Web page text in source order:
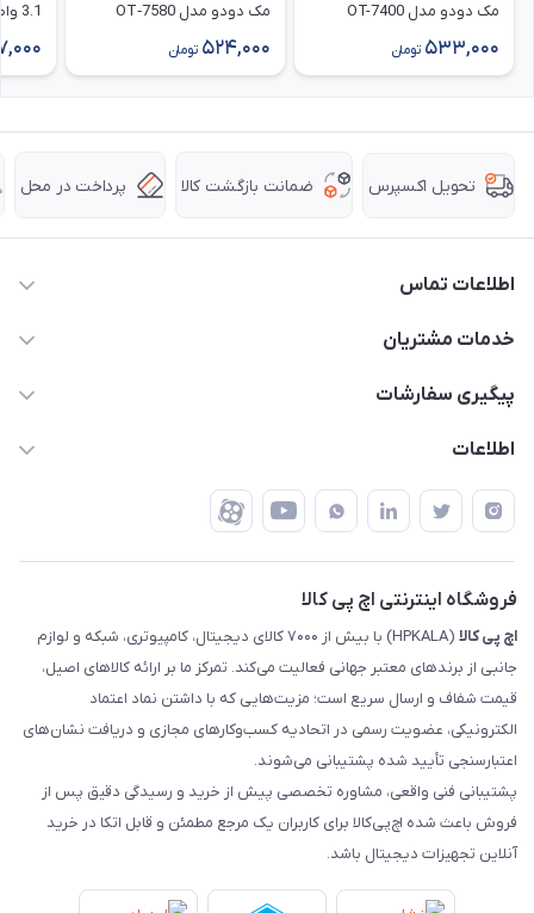
مک دودو مدل OT-7400
533,000 تومان
مک‌ دودو مدل OT‑7580
524,000 تومان
3.1 واصل مدل VSL-OT60
تحویل اکسپرس ضمانت بازگشت کالا پرداخت در محل
اطلاعات تماس
63 0000 43 - 021
تهران - طبقه سوم تجاری - پلاک 11014
خدمات مشتریان
قوانین و مقررات
ضمانت اصالت کالا
پیگیری سفارشات
رهگیری مرسولات پست
رهگیری مرسولات چاپار
رهگیری مرسولات ماهکس
اطلاعات
درباره ما
تماس با ما
فروشگاه اینترنتی اچ پی کالا
اچ‌ پی‌ کالا
(HPKALA) با بیش از ۷۰۰۰ کالای دیجیتال، کامپیوتری، شبکه و لوازم
جانبی از برندهای معتبر جهانی فعالیت می‌کند. تمرکز ما بر ارائه کالاهای اصیل،
قیمت شفاف و ارسال سریع است؛ مزیت‌هایی که با داشتن نماد اعتماد
الکترونیکی، عضویت رسمی در اتحادیه کسب‌وکارهای مجازی و دریافت نشان‌های
اعتبارسنجی تأیید شده پشتیبانی می‌شوند.
پشتیبانی فنی واقعی، مشاوره تخصصی پیش از خرید و رسیدگی دقیق پس از
فروش باعث شده اچ‌پی‌کالا برای کاربران یک مرجع مطمئن و قابل اتکا در خرید
آنلاین تجهیزات دیجیتال باشد.